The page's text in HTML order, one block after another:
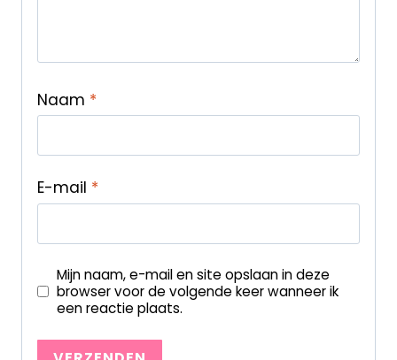
Naam *
E-mail *
Mijn naam, e-mail en site opslaan in deze
browser voor de volgende keer wanneer ik
een reactie plaats.